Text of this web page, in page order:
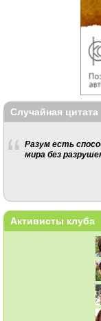
Случайная цитата
Разум есть
мира без
Активисты клуба